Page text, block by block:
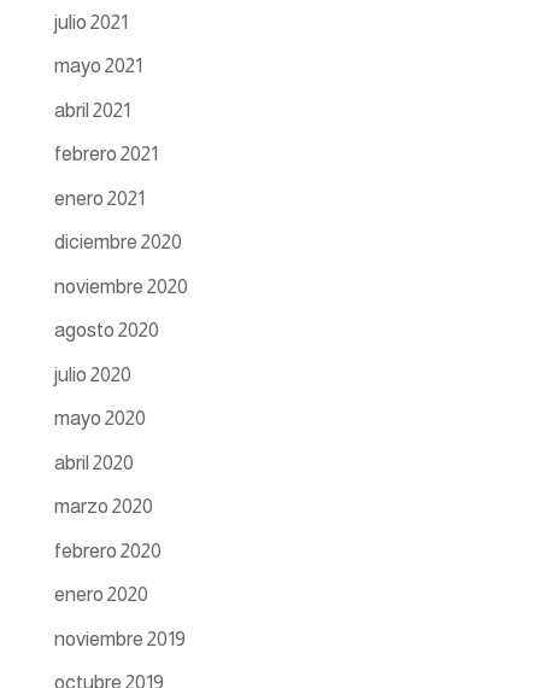
julio 2021
mayo 2021
abril 2021
febrero 2021
enero 2021
diciembre 2020
noviembre 2020
agosto 2020
julio 2020
mayo 2020
abril 2020
marzo 2020
febrero 2020
enero 2020
noviembre 2019
octubre 2019